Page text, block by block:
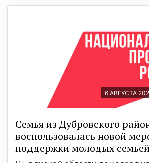
6 АВГУСТА
Семья из Дубровского
воспользовалась новой
поддержки молодых